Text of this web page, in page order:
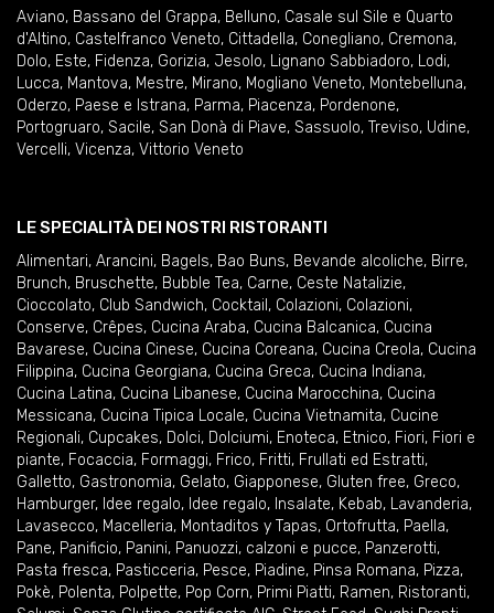
Aviano, Bassano del Grappa, Belluno, Casale sul Sile e Quarto
d'Altino, Castelfranco Veneto, Cittadella, Conegliano, Cremona,
Dolo, Este, Fidenza, Gorizia, Jesolo, Lignano Sabbiadoro, Lodi,
Lucca, Mantova, Mestre, Mirano, Mogliano Veneto, Montebelluna,
Oderzo, Paese e Istrana, Parma, Piacenza, Pordenone,
Portogruaro, Sacile, San Donà di Piave, Sassuolo, Treviso, Udine,
Vercelli, Vicenza, Vittorio Veneto
LE SPECIALITÀ DEI NOSTRI RISTORANTI
Alimentari, Arancini, Bagels, Bao Buns, Bevande alcoliche, Birre,
Brunch, Bruschette, Bubble Tea, Carne, Ceste Natalizie,
Cioccolato, Club Sandwich, Cocktail , Colazioni, Colazioni,
Conserve, Crêpes, Cucina Araba, Cucina Balcanica, Cucina
Bavarese, Cucina Cinese, Cucina Coreana, Cucina Creola, Cucina
Filippina, Cucina Georgiana, Cucina Greca, Cucina Indiana,
Cucina Latina, Cucina Libanese, Cucina Marocchina, Cucina
Messicana, Cucina Tipica Locale, Cucina Vietnamita, Cucine
Regionali, Cupcakes, Dolci, Dolciumi, Enoteca, Etnico, Fiori, Fiori e
piante, Focaccia, Formaggi, Frico, Fritti, Frullati ed Estratti,
Galletto, Gastronomia, Gelato, Giapponese, Gluten free, Greco,
Hamburger, Idee regalo, Idee regalo, Insalate, Kebab, Lavanderia,
Lavasecco, Macelleria, Montaditos y Tapas, Ortofrutta, Paella,
Pane, Panificio, Panini, Panuozzi, calzoni e pucce, Panzerotti,
Pasta fresca, Pasticceria, Pesce, Piadine, Pinsa Romana, Pizza,
Pokè, Polenta, Polpette, Pop Corn, Primi Piatti, Ramen, Ristoranti,